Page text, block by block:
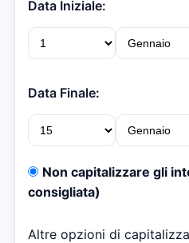
Data Iniziale:
Data Finale:
Non capitalizzare gli
consigliata)
Altre opzioni di